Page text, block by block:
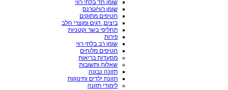
שומן חד בלתי רווי
שומן רווי/טרנס
חטיפים מתוקים
ביצים, דגים ומוצרי חלב
תחליפי בשר וקטניות
פירות
שומן רב בלתי רווי
חטיפים מלוחים
מסעדות בריאות
שאלות ותשובות
תזונה נבונה
תזונת ילדים ותינוקות
לימודי תזונה